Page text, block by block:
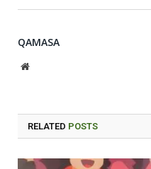
QAMASA
Website
RELATED POSTS